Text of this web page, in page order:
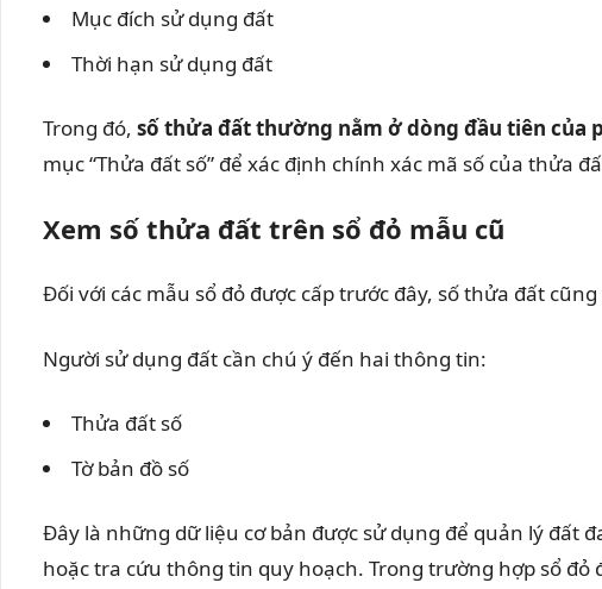
Mục đích sử dụng đất
Thời hạn sử dụng đất
Trong đó, số thửa đất thường nằm ở dòng đầu tiên của
mục “Thửa đất số” để xác định chính xác mã số của thửa
Xem số thửa đất trên sổ đỏ mẫu cũ
Đối với các mẫu sổ đỏ được cấp trước đây, số thửa đất
Người sử dụng đất cần chú ý đến hai thông tin:
Thửa đất số
Tờ bản đồ số
Đây là những dữ liệu cơ bản được sử dụng để quản lý đất
hoặc tra cứu thông tin quy hoạch. Trong trường hợp sổ